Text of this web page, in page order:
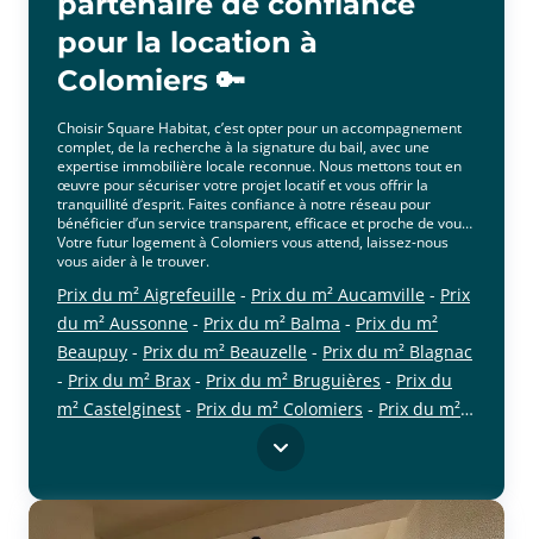
pour la location à
Colomiers 🔑
Choisir Square Habitat, c’est opter pour un accompagnement
complet, de la recherche à la signature du bail, avec une
expertise immobilière locale reconnue. Nous mettons tout en
œuvre pour sécuriser votre projet locatif et vous offrir la
tranquillité d’esprit. Faites confiance à notre réseau pour
bénéficier d’un service transparent, efficace et proche de vous.
Votre futur logement à Colomiers vous attend, laissez-nous
vous aider à le trouver.
Prix du m² Aigrefeuille - Prix du m² Aucamville - Prix
du m² Aussonne - Prix du m² Balma - Prix du m²
Beaupuy - Prix du m² Beauzelle - Prix du m² Blagnac
- Prix du m² Brax - Prix du m² Bruguières - Prix du
m² Castelginest - Prix du m² Colomiers - Prix du m²
Flourens-Prix du m² Fonbeauzard-Prix du m²
Prix du m² Gratentour
Prix